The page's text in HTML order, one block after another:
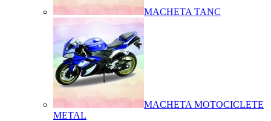
MACHETA TANC
MACHETA MOTOCICLETE
METAL